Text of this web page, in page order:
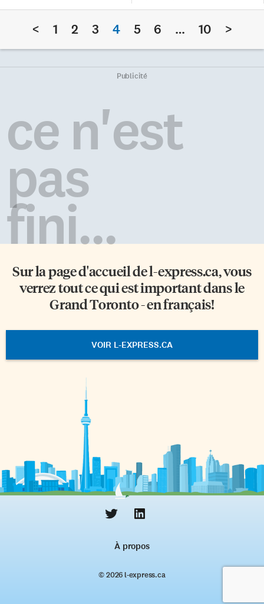
encore été révélés, le comité
dévoilé, lors de son assemblée
générale mardi dernier, la
vous pourrez la découvrir sur le
matériel promotionnel que
l’association distribuera lors de
la Franco Fierté (fin juin) et de
Au programme, un bilan de
l’édition 2013 pour le moins
positif […]
réseautage a été fort appréciée.
< 1 2 3 4 5 6 … 10 >
Publicité
ce n'est
pas
fini...
Sur la page d'accueil del-express.ca, vous
verrez tout ce qui est important dans le
Grand Toronto - en français!
VOIR L-EXPRESS.CA
À propos
© 2026 l‑express.ca